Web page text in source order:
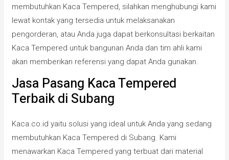
membutuhkan Kaca Tempered, silahkan menghubungi kami
lewat kontak yang tersedia untuk melaksanakan
pengorderan, atau Anda juga dapat berkonsultasi berkaitan
Kaca Tempered untuk bangunan Anda dan tim ahli kami
akan memberikan referensi yang dapat Anda gunakan.
Jasa Pasang Kaca Tempered
Terbaik di Subang
Kaca.co.id yaitu solusi yang ideal untuk Anda yang sedang
membutuhkan Kaca Tempered di Subang. Kami
menawarkan Kaca Tempered yang terbuat dari material